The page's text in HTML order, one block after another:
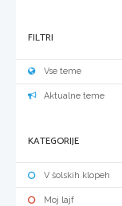
FILTRI
Vse teme
Aktualne teme
KATEGORIJE
V šolskih klopeh
Moj lajf